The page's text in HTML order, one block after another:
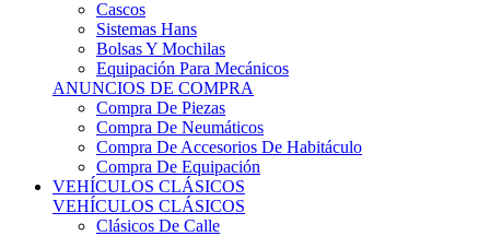
Bolsas Y Mochilas
Equipación Para Mecánicos
ANUNCIOS DE COMPRA
Compra De Piezas
Compra De Neumáticos
Compra De Accesorios De Habitáculo
Compra De Equipación
VEHÍCULOS CLÁSICOS
VEHÍCULOS CLÁSICOS
Clásicos De Calle
Clásicos De Competición